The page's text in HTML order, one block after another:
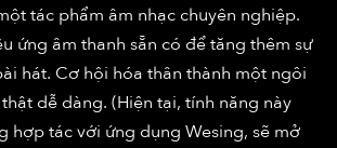
tác phẩm âm nhạc chuyên nghiệp.
ứng âm thanh sẵn có để tăng thêm sự
hát. Cơ hội hóa thân thành một ngôi
dễ dàng. (Hiện tại, tính năng này
hợp tác với ứng dụng Wesing, sẽ mở